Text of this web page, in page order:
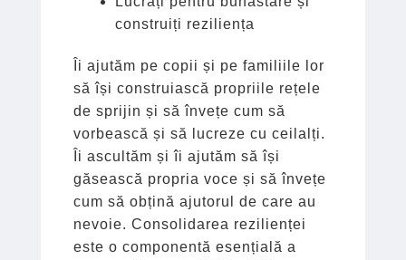
construiți reziliența
Îi ajutăm pe copii și pe familiile lor
să își construiască propriile rețele
de sprijin și să învețe cum să
vorbească și să lucreze cu ceilalți.
Îi ascultăm și îi ajutăm să își
găsească propria voce și să învețe
cum să obțină ajutorul de care au
nevoie. Consolidarea rezilienței
este o componentă esențială a